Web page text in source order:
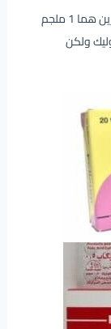
Folicum يحتوى على حمض الفوليك ويتوافر بتركيزين هما 1 ملجم
ولكن